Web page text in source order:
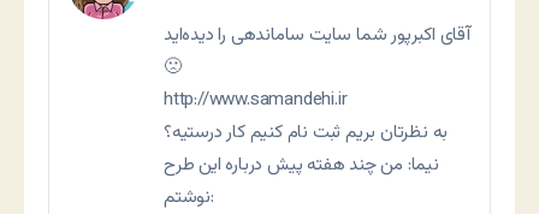
آقای اکبرپور شما سایت ساماندهی را دیده‌اید
🙁
http://www.samandehi.ir
به نظرتان بریم ثبت نام کنیم کار درستیه؟
نيما: من چند هفته پيش درباره اين طرح
نوشتم: